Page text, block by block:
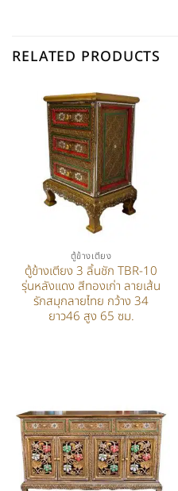
RELATED PRODUCTS
ตู้ข้างเตียง
ตู้ข้างเตียง 3 ลิ้นชัก TBR-10
รุ่นหลังแดง สีทองเก่า ลายเส้น
รักสมุกลายไทย กว้าง 34
ยาว46 สูง 65 ซม.